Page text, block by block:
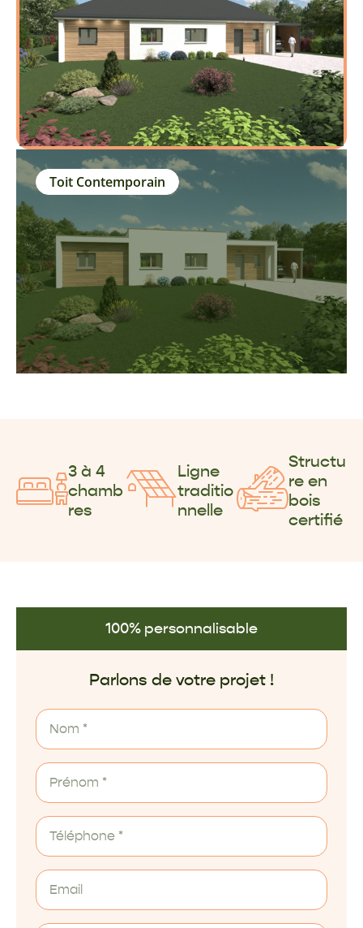
Toit Contemporain
3 à 4
chamb
res
Ligne
traditio
nnelle
Structu
re en
bois
certifié
100% personnalisable
Parlons de votre projet !